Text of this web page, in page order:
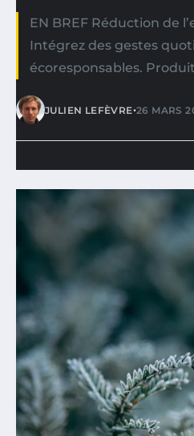
EN BREF Réduction de
Intégrez des gestes
écoresponsables.
JULIEN LEFÈVRE•26 MARS